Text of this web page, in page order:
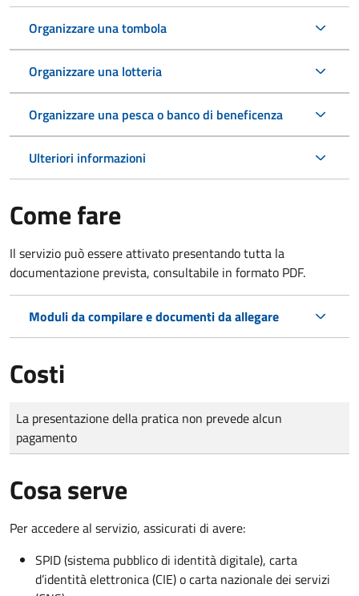
Organizzare una tombola
Organizzare una lotteria
Organizzare una pesca o banco di beneficenza
Ulteriori informazioni
Come fare
Il servizio può essere attivato presentando tutta la
documentazione prevista, consultabile in formato PDF.
Moduli da compilare e documenti da allegare
Costi
Tipo di pagamento
Importo
La presentazione della pratica non prevede alcun
pagamento
Cosa serve
Per accedere al servizio, assicurati di avere:
SPID (sistema pubblico di identità digitale), carta
d’identità elettronica (CIE) o carta nazionale dei servizi